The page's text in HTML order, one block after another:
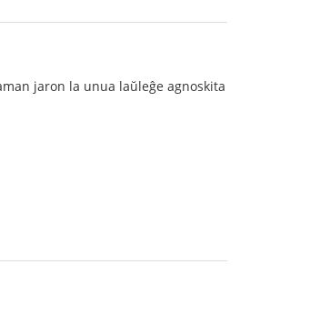
jaron la unua laŭleĝe agnoskita